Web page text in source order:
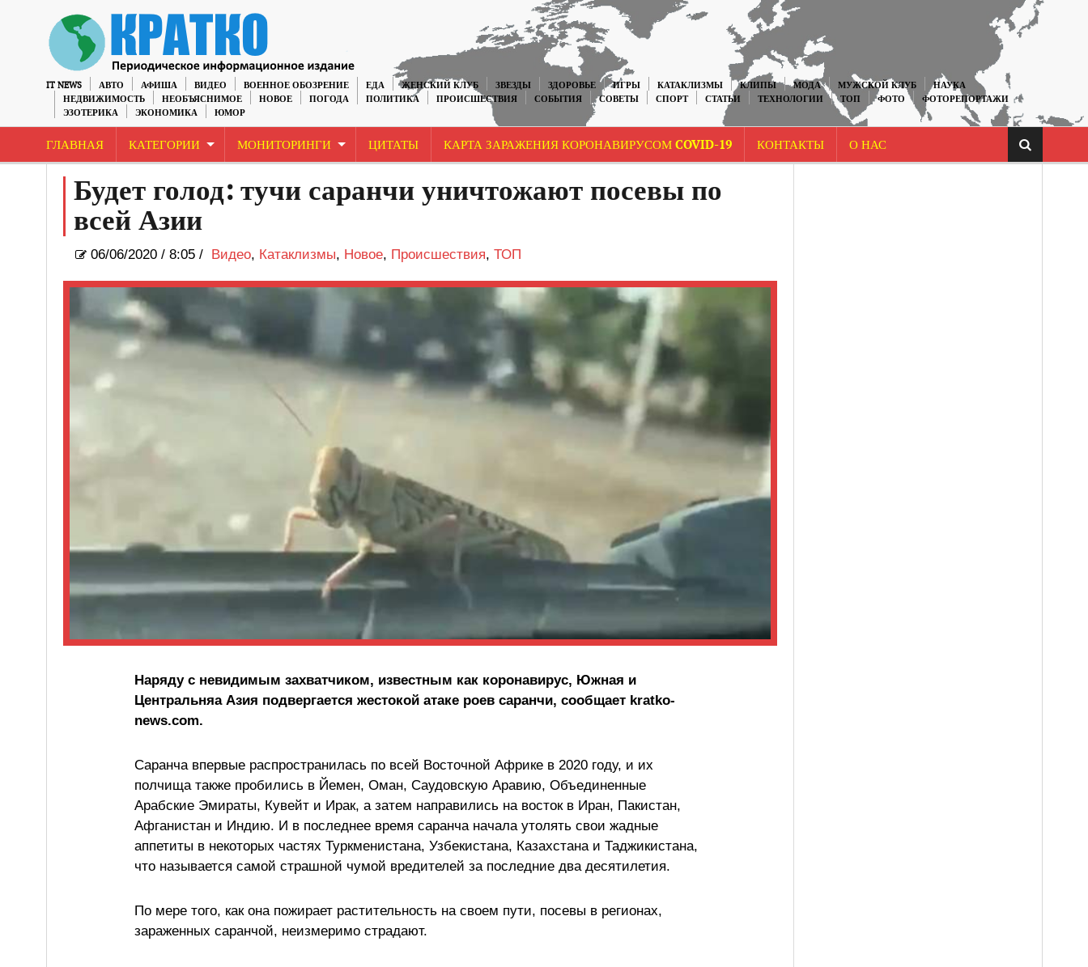
IT NEWS АВТО АФИША ВИДЕО ВОЕННОЕ ОБОЗРЕНИЕ ЕДА ЖЕНСКИЙ КЛУБ ЗВЕЗДЫ ЗДОРОВЬЕ ИГРЫ КАТАКЛИЗМЫ КЛИПЫ МОДА МУЖСКОЙ КЛУБ
НАУКА
НЕДВИЖИМОСТЬ
НЕОБЪЯСНИМОЕ НОВОЕ ПОГОДА ПОЛИТИКА ПРОИСШЕСТВИЯ СОБЫТИЯ СОВЕТЫ СПОРТ СТАТЬИ ТЕХНОЛОГИИ ТОП ФОТО
ФОТОРЕПОРТАЖИ
ЭЗОТЕРИКА
ЭКОНОМИКА ЮМОР
ГЛАВНАЯ КАТЕГОРИИ МОНИТОРИНГИ ЦИТАТЫ КАРТА ЗАРАЖЕНИЯ КОРОНАВИРУСОМ COVID-19 КОНТАКТЫ О НАС
Будет голод: тучи саранчи уничтожают посевы по
всей Азии
06/06/2020/ 8:05 / Видео, Катаклизмы, Новое, Происшествия, ТОП
Наряду с невидимым захватчиком, известным как коронавирус, Южная и
Центральняа Азия подвергается жестокой атаке роев саранчи, сообщает kratko-
news.com.
Саранча впервые распространилась по всей Восточной Африке в 2020 году, и их
полчища также пробились в Йемен, Оман, Саудовскую Аравию, Объединенные
Арабские Эмираты, Кувейт и Ирак, а затем направились на восток в Иран, Пакистан,
Афганистан и Индию. И в последнее время саранча начала утолять свои жадные
аппетиты в некоторых частях Туркменистана, Узбекистана, Казахстана и Таджикистана,
что называется самой страшной чумой вредителей за последние два десятилетия.
По мере того, как она пожирает растительность на своем пути, посевы в регионах,
зараженных саранчой, неизмеримо страдают.